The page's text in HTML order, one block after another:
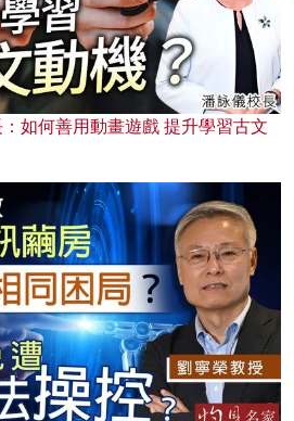
如何善用動畫遊戲 提升學習古文